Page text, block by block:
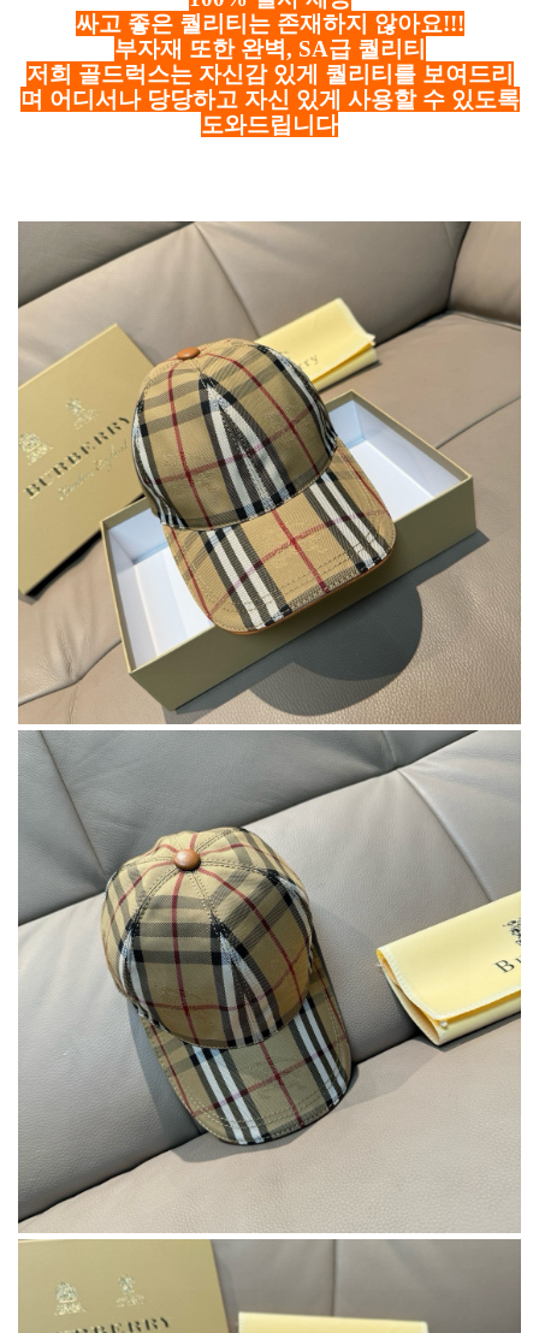
싸고 좋은 퀄리티는 존재하지 않아요!!!
부자재 또한 완벽, SA급 퀄리티
저희 골드럭스는 자신감 있게 퀄리티를 보여드리
며 어디서나 당당하고 자신 있게 사용할 수 있도록
도와드립니다